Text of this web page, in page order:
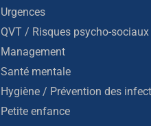
Urgences
QVT / Risques psycho-
Management
Santé mentale
Hygiène / Prévention des
Petite enfance